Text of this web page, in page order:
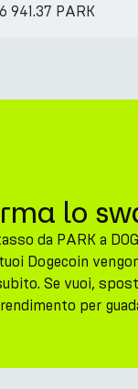
941.37 PARK
lo
da PARK a
Dogecoin
Se vuoi,
per